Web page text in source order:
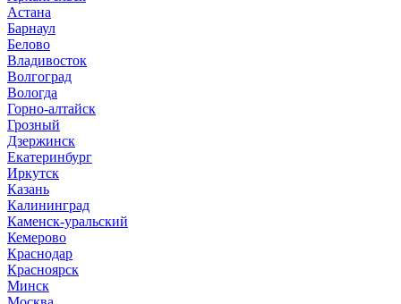
Астана
Барнаул
Белово
Владивосток
Волгоград
Вологда
Горно-алтайск
Грозный
Дзержинск
Екатеринбург
Иркутск
Казань
Калининград
Каменск-уральский
Кемерово
Краснодар
Красноярск
Минск